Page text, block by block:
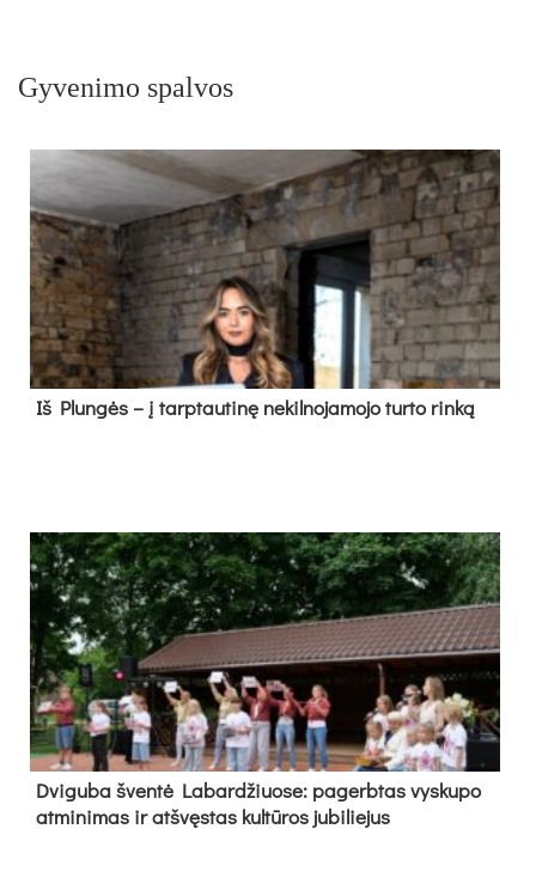
Gyvenimo spalvos
Iš Plungės – į tarptautinę nekilnojamojo turto rinką
Dvi­gu­ba šven­tė La­bar­džiuo­se: pa­gerb­tas vys­ku­po
at­mi­ni­mas ir at­švęs­tas kul­tū­ros ju­bi­lie­jus